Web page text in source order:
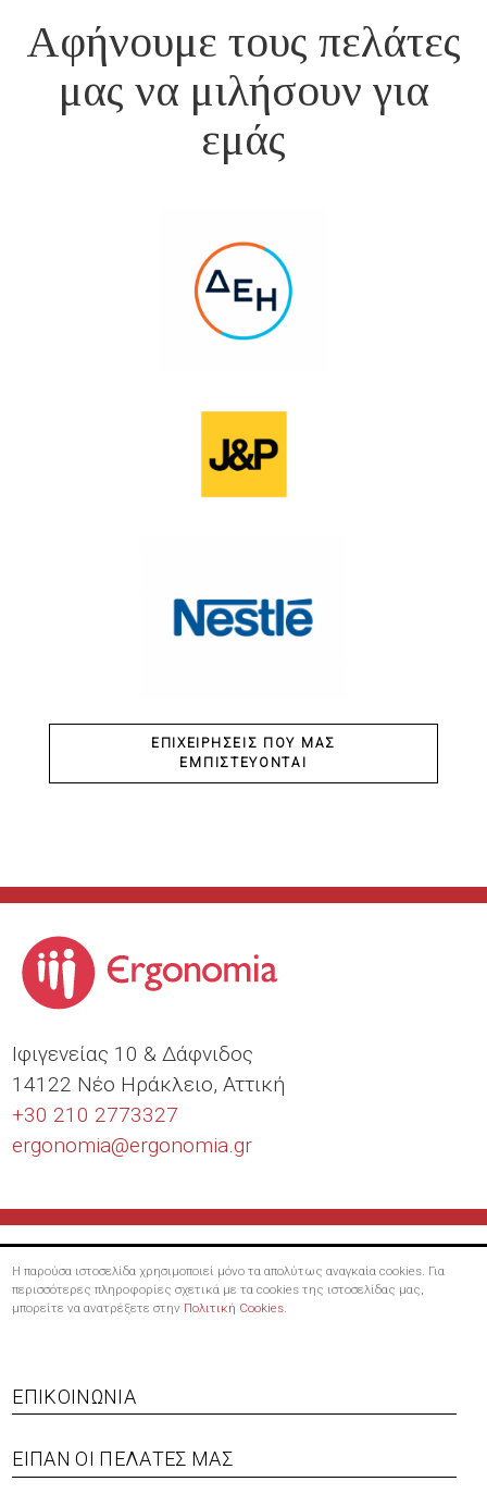
Αφήνουμε τους πελάτες
μας να μιλήσουν για
εμάς
ΕΠΙΧΕΙΡΉΣΕΙΣ ΠΟΥ ΜΑΣ
ΕΜΠΙΣΤΕΎΟΝΤΑΙ
Ιφιγενείας 10 & Δάφνιδος
14122 Νέο Ηράκλειο, Αττική
+30 210 2773327
ergonomia@ergonomia.gr
Η παρούσα ιστοσελίδα χρησιμοποιεί μόνο τα απολύτως αναγκαία cookies. Για
περισσότερες πληροφορίες σχετικά με τα cookies της ιστοσελίδας μας,
μπορείτε να ανατρέξετε στην Πολιτική Cookies.
ΕΠΙΚΟΙΝΩΝΊΑ
ΕΊΠΑΝ ΟΙ ΠΕΛΆΤΕΣ ΜΑΣ